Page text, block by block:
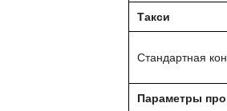
Такси
Стандартная
Параметры